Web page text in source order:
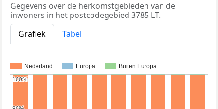
Gegevens over de herkomstgebieden van de
inwoners in het postcodegebied 3785 LT.
Grafiek
Tabel
Nederland Europa Buiten Europa
100%
100%